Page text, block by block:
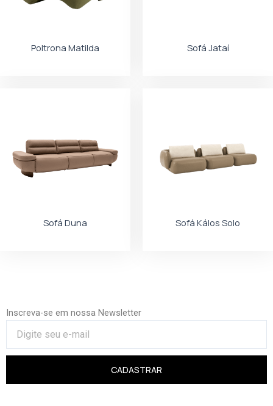
Poltrona Matilda Sofá Jataí
Sofá Duna Sofá Kálos Solo
Inscreva-se em nossa Newsletter
CADASTRAR